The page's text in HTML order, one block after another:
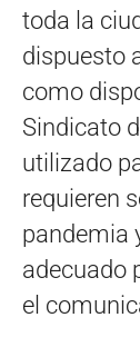
toda la
dispuesto
como
Sindicato
utilizado
requieren
pandemia
adecuado
el